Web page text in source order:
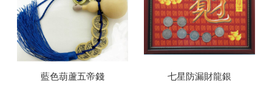
藍色葫蘆五帝錢 七星防漏財龍銀